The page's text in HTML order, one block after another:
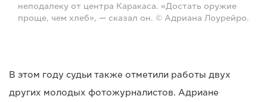
неподалеку от центра Каракаса. «Достать оружие
проще, чем хлеб», — сказал он. © Адриана Лоурейро.
В этом году судьи также отметили работы двух
других молодых фотожурналистов. Адриане